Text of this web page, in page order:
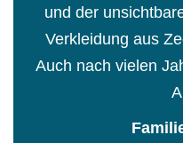
und der
Verkleidung aus
Auch nach vielen